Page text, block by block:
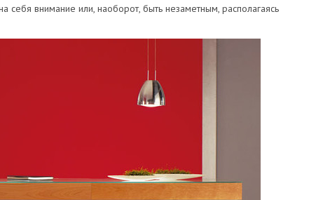
внимание или, наоборот, быть незаметным, располагаясь